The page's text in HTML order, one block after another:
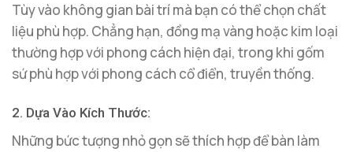
Tùy vào không gian bài trí mà bạn có thể chọn chất
liệu phù hợp. Chẳng hạn, đồng mạ vàng hoặc kim loại
thường hợp với phong cách hiện đại, trong khi gốm
sứ phù hợp với phong cách cổ điển, truyền thống.
2. Dựa Vào Kích Thước:
Những bức tượng nhỏ gọn sẽ thích hợp để bàn làm